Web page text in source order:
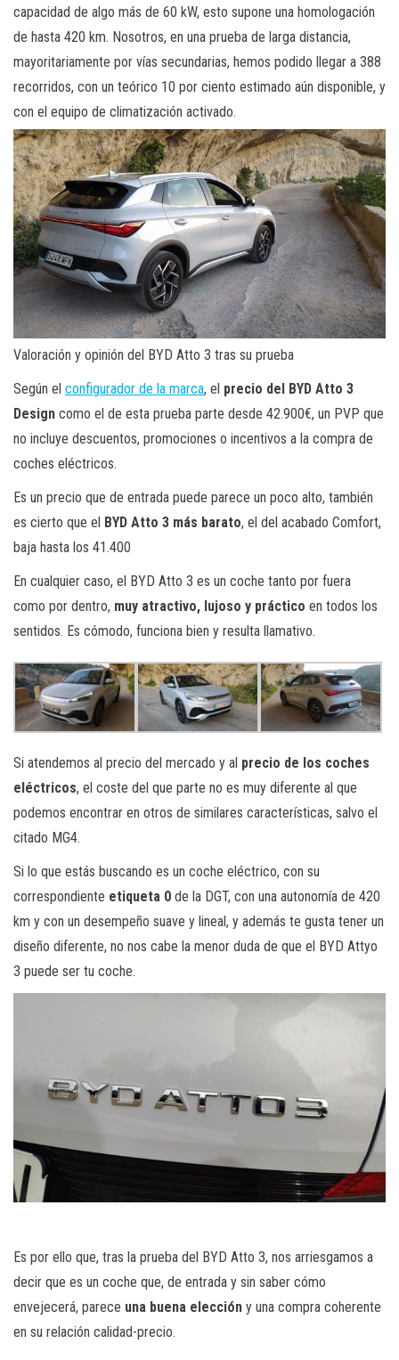
capacidad de algo más de 60 kW, esto supone una homologación
de hasta 420 km. Nosotros, en una prueba de larga distancia,
mayoritariamente por vías secundarias, hemos podido llegar a 388
recorridos, con un teórico 10 por ciento estimado aún disponible, y
con el equipo de climatización activado.
Valoración y opinión del BYD Atto 3 tras su prueba
Según el configurador de la marca, el precio del BYD Atto 3
Design como el de esta prueba parte desde 42.900€, un PVP que
no incluye descuentos, promociones o incentivos a la compra de
coches eléctricos.
Es un precio que de entrada puede parece un poco alto, también
es cierto que el BYD Atto 3 más barato, el del acabado Comfort,
baja hasta los 41.400
En cualquier caso, el BYD Atto 3 es un coche tanto por fuera
como por dentro, muy atractivo, lujoso y práctico en todos los
sentidos. Es cómodo, funciona bien y resulta llamativo.
Si atendemos al precio del mercado y al precio de los coches
eléctricos, el coste del que parte no es muy diferente al que
podemos encontrar en otros de similares características, salvo el
citado MG4.
Si lo que estás buscando es un coche eléctrico, con su
correspondiente etiqueta 0 de la DGT, con una autonomía de 420
km y con un desempeño suave y lineal, y además te gusta tener un
diseño diferente, no nos cabe la menor duda de que el BYD Attyo
3 puede ser tu coche.
Es por ello que, tras la prueba del BYD Atto 3, nos arriesgamos a
decir que es un coche que, de entrada y sin saber cómo
envejecerá, parece una buena elección y una compra coherente
en su relación calidad-precio.